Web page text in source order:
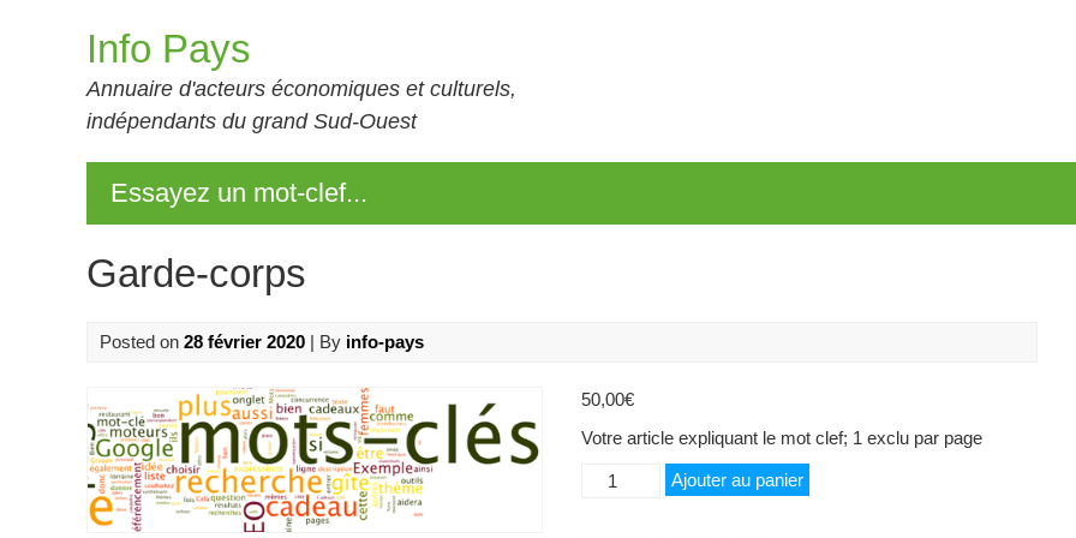
Info Pays
Annuaire d'acteurs économiques et culturels,
indépendants du grand Sud-Ouest
Essayez un mot-clef...
Garde-corps
Posted on 28 février 2020 | By info-pays
50,00€
Votre article expliquant le mot clef; 1 exclu par page
quantité
Ajouter au panier